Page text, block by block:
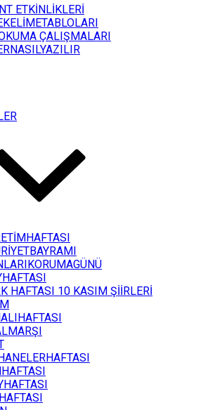
ETKİNLİKLERİ
ÇALIŞMALARI
HAFTASI 10 KASIM ŞİİRLERİ